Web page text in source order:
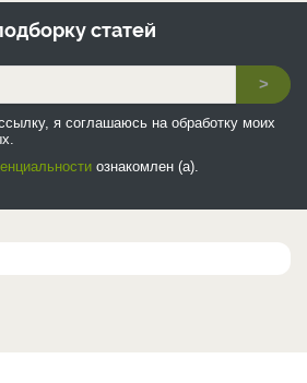
статей
>
я соглашаюсь на обработку моих
ознакомлен (а).